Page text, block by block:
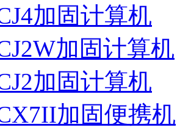
加固计算机
加固计算机
加固计算机
加固便携机